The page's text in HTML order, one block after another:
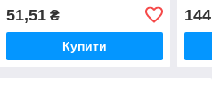
51,51₴
Купити